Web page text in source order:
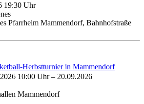
19:30 Uhr
Pfarrheim Mammendorf, Bahnhofstraße
Herbstturnier in Mammendorf
10:00 Uhr– 20.09.2026
Mammendorf